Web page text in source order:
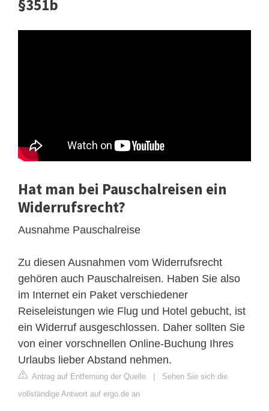
§351b
Hat man bei Pauschalreisen ein
Widerrufsrecht?
Ausnahme Pauschalreise
Zu diesen Ausnahmen vom Widerrufsrecht
gehören auch Pauschalreisen. Haben Sie also
im Internet ein Paket verschiedener
Reiseleistungen wie Flug und Hotel gebucht, ist
ein Widerruf ausgeschlossen. Daher sollten Sie
von einer vorschnellen Online-Buchung Ihres
Urlaubs lieber Abstand nehmen.
Antrag auf Entfernung der Quelle | Sehen Sie sich die
vollständige Antwort auf ergo.de an